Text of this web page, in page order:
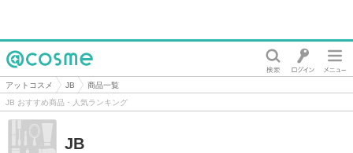
@cosme
アットコスメ JB
商品一覧
JB おすすめ商品・人気ランキング
JB